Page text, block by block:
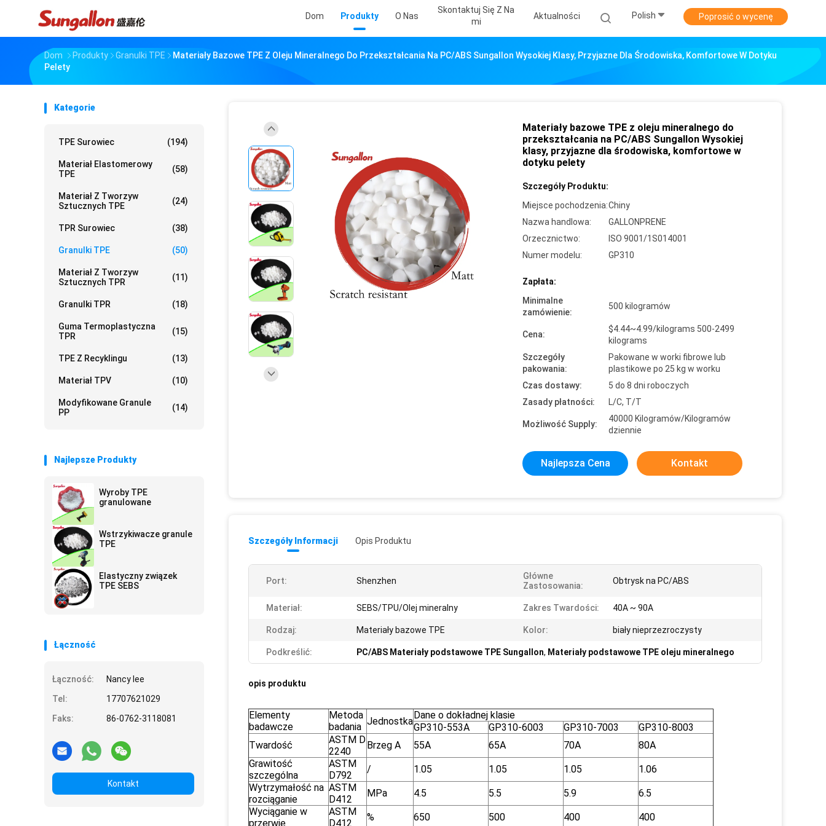
Dom Produkty O Nas
Skontaktuj Się Z Na
Mi
Aktualności Polish Poprosić o wycenę
Dom Produkty Granulki TPE
Materiały Bazowe TPE Z Oleju Mineralnego Do Przekształcania Na PC/ABS Sungallon Wysokiej Klasy, Przyjazne Dla Środowiska, Komfortowe W Dotyku
Pelety
Kategorie
TPE Surowiec (194)
Materiał Elastomerowy
TPE
(58)
Materiał Z Tworzyw
Sztucznych TPE
(24)
TPR Surowiec (38)
Granulki TPE (50)
Materiał Z Tworzyw
Sztucznych TPR
(11)
Granulki TPR (18)
Guma Termoplastyczna
TPR
(15)
TPE Z Recyklingu (13)
Materiał TPV (10)
Modyfikowane Granule
PP
(14)
Najlepsze Produkty
Wyroby TPE
granulowane
Wstrzykiwacze granule
TPE
Elastyczny związek
TPE SEBS
Łączność
Łączność:
Nancy lee
Tel:
17707621029
Faks:
86-0762-3118081
Kontakt
Materiały bazowe TPE z oleju mineralnego do
przekształcania na PC/ABS Sungallon Wysokiej
klasy, przyjazne dla środowiska, komfortowe w
dotyku pelety
Szczegóły Produktu:
Miejsce pochodzenia:Chiny
Nazwa handlowa:
GALLONPRENE
Orzecznictwo:
ISO 9001/1S014001
Numer modelu:
GP310
Zapłata:
Minimalne
zamówienie:
500 kilogramów
Cena:
$4.44~4.99/kilograms 500-2499
kilograms
Szczegóły
pakowania:
Pakowane w worki fibrowe lub
plastikowe po 25 kg w worku
Czas dostawy:
5 do 8 dni roboczych
Zasady płatności:
L/C, T/T
Możliwość Supply:
40000 Kilogramów/Kilogramów
dziennie
Najlepsza Cena Kontakt
Szczegóły Informacji Opis Produktu
Port: Shenzhen
Główne
Zastosowania:
Obtrysk na PC/ABS
Materiał: SEBS/TPU/Olej mineralny Zakres Twardości: 40A ~ 90A
Rodzaj: Materiały bazowe TPE Kolor: biały nieprzezroczysty
Podkreślić: PC/ABS Materiały podstawowe TPE Sungallon, Materiały podstawowe TPE oleju mineralnego
opis produktu
Elementy
badawcze
Metoda
badania Jednostka
Dane o dokładnej klasie
GP310-553A
GP310-6003 GP310-7003
GP310-8003
Twardość
ASTM D
2240
Brzeg A 55A 65A 70A
80A
Grawitość
szczególna
ASTM
D792
/ 1.05 1.05 1.05
1.06
Wytrzymałość na
rozciąganie
ASTM
D412
MPa 4.5 5.5 5.9
6.5
Wyciąganie w
przerwie
ASTM
D412
% 650 500 400 400